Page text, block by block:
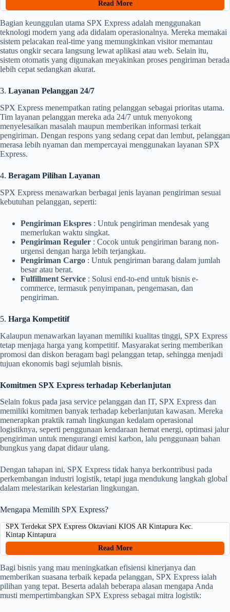
Read More
Bagian keunggulan utama SPX Express adalah menggunakan
teknologi modern yang ada didalam operasionalnya. Mereka memakai
sistem pelacakan real-time yang memungkinkan visitor memantau
status ongkir secara langsung lewat aplikasi atau web. Selain itu,
sistem otomatis yang digunakan meyakinkan proses pengiriman berada
lebih cepat sedangkan akurat.
3. Layanan Pelanggan 24/7
SPX Express menempatkan rating pelanggan sebagai prioritas utama.
Tim layanan pelanggan mereka ada 24/7 untuk menyokong
menyelesaikan masalah maupun memberikan informasi terkait
pengiriman. Dengan respons yang sedang cepat dan lembut, pelanggan
merasa lebih nyaman dan mempercayai menggunakan layanan SPX
Express.
4. Beragam Pilihan Layanan
SPX Express menawarkan berbagai jenis layanan pengiriman sesuai
kebutuhan pelanggan, seperti:
Pengiriman Ekspres : Untuk pengiriman mendesak yang
memerlukan waktu singkat.
Pengiriman Reguler : Cocok untuk pengiriman barang non-
urgensi dengan harga lebih terjangkau.
Pengiriman Cargo : Untuk pengiriman barang dalam jumlah
besar atau berat.
Fulfillment Service : Solusi end-to-end untuk bisnis e-
commerce, termasuk penyimpanan, pengemasan, dan
pengiriman.
5. Harga Kompetitif
Kalaupun menawarkan layanan memiliki kualitas tinggi, SPX Express
tetap menjaga harga yang kompetitif. Masyarakat sering memberikan
promosi dan diskon beragam bagi pelanggan tetap, sehingga menjadi
tujuan ekonomis bagi sejumlah bisnis.
Komitmen SPX Express terhadap Keberlanjutan
Selain fokus pada jasa service pelanggan dan IT, SPX Express dan
memiliki komitmen banyak terhadap keberlanjutan kawasan. Mereka
menerapkan praktik ramah lingkungan kedalam operasional
logistiknya, seperti penggunaan kendaraan hemat energi, optimasi jalur
pengiriman untuk mengurangi emisi karbon, lalu penggunaan bahan
bungkus yang dapat didaur ulang.
Dengan tahapan ini, SPX Express tidak hanya berkontribusi pada
perkembangan industri logistik, tetapi juga mendukung langkah global
dalam melestarikan kelestarian lingkungan.
Mengapa Memilih SPX Express?
SPX Terdekat SPX Express Oktaviani KIOS AR Kintapura Kec.
Kintap Kintapura
Read More
Bagi bisnis yang mau meningkatkan efisiensi kinerjanya dan
memberikan suasana terbaik kepada pelanggan, SPX Express ialah
pilihan yang tepat. Beserta adalah beberapa alasan mengapa Anda
musti mempertimbangkan SPX Express sebagai mitra logistik: